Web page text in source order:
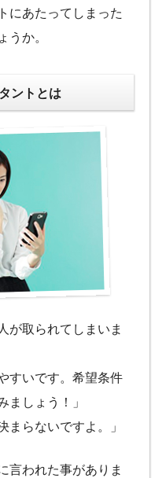
にあたってしまった
うか。
ントとは
が取られてしまいま
すいです。希望条件
ましょう！」
まらないですよ。」
言われた事がありま